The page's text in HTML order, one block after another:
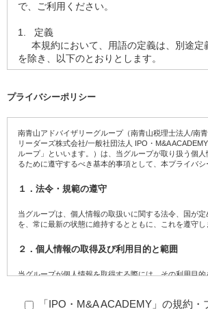
で、ご利用ください。
1.
定義
本規約において、用語の定義は、別途定
を除き、以下のとおりとします。
ＳＮＳ又は当法人が運営するプラ
プリケーションにおいて開設する
又は会員相互間においてコミュニ
とができる場をいいます。
1.2.
「オーナー」とは、本サロンを主
が所有若しくは実質的に支配する
も含むものとします。
1.3.
「本サービス」とは、会員が本サ
きる以下のサービスをいいます。
回答を受領すること、オー
こと
③ 会員相互間で、情報交換、交
プライバシーポリシー
南青山アドバイザリーグループ（南青山税理士法人/南
リーダーズ株式会社/一般社団法人 IPO・M&A
ループ」といいます。）は、当グループが取り扱う個
るために遵守するべき基本的事項として、本プライバシ
１．法令・規範の遵守
当グループは、個人情報の取扱いに関する法令、国が
を、常に最新の状態に維持するとともに、これを遵守し
２．個人情報の取得及び利用目的と範囲
当グループが個人情報を取得する際には、その利用目
「IPO・M&A ACADEMY」の規約